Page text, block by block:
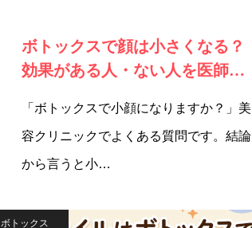
ボトックスで顔は小さくなる？
効果がある人・ない人を医師が
「ボトックスで小顔になりますか？」美
容クリニックでよくある質問です。結論
から言うと小…
ボトックス